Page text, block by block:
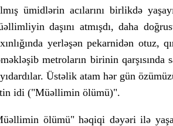
ümidlərin acılarını birlikdə
daşını atmışdı, daha
yerləşən pekarnidən otuz,
metroların birinin
Üstəlik atam hər gün
idi ("Müəllimin ölümü)".
ölümü" həqiqi dəyəri ilə